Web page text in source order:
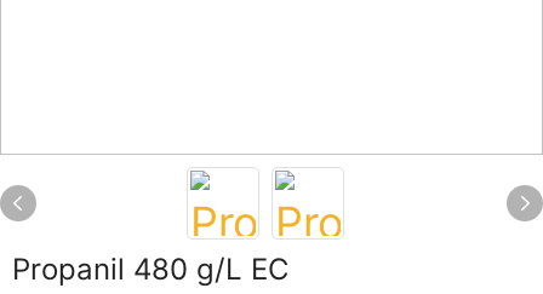
Propanil 480 g/L EC